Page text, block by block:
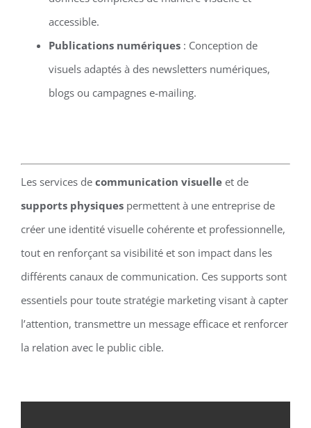
accessible.
Publications numériques: Conception de
visuels adaptés à des newsletters numériques,
blogs ou campagnes e-mailing.
Les services de communication visuelleet de
supports physiquespermettent à une entreprise de
créer une identité visuelle cohérente et professionnelle,
tout en renforçant sa visibilité et son impact dans les
différents canaux de communication. Ces supports sont
essentiels pour toute stratégie marketing visant à capter
l’attention, transmettre un message efficace et renforcer
la relation avec le public cible.